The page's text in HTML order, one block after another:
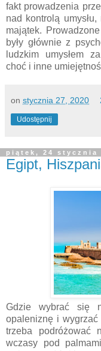
fakt prowadzenia
nad kontrolą
majątek.
były głównie z
ludzkim umysłem
choć i inne
on stycznia 27, 2020
Udostępnij
piątek, 24 stycznia
Egipt,
Gdzie wybrać się
opaleniznę i
trzeba podróżować
wczasy pod